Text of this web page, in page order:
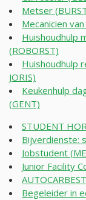
Metser
Mecanicien
Huishoudhulp
(ROBORST)
Huishoudhulp
JORIS)
Keukenhulp
(GENT)
STUDENT
Bijverdienste:
Jobstudent
Junior Facility
Begeleider in